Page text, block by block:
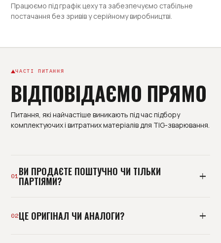
Працюємо під графік цеху та забезпечуємо стабільне
постачання без зривів у серійному виробництві.
ЧАСТІ ПИТАННЯ
ВІДПОВІДАЄМО ПРЯМО
Питання, які найчастіше виникають під час підбору
комплектуючих і витратних матеріалів для TIG-зварювання.
01ВИ ПРОДАЄТЕ ПОШТУЧНО ЧИ ТІЛЬКИ
ПАРТІЯМИ?
партіями під план споживання, але можемо
02ЦЕ ОРИГІНАЛ ЧИ АНАЛОГИ?